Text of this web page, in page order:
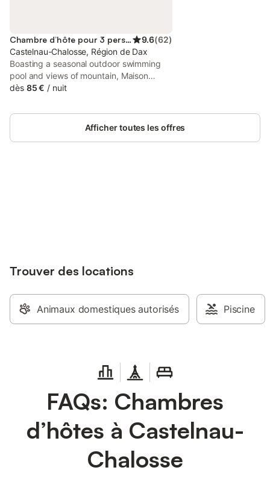
Chambre d’hôte pour 3 personnes 9.6(62)
Castelnau-Chalosse, Région de Dax
Boasting a seasonal outdoor swimming
pool and views of mountain, Maison
Lalanne is a bed and breakfast set in a
21 km from Dax Train Station.
dès 85 € / nuit
Afficher toutes les offres
Trouver des locations
Animaux domestiques autorisés Piscine
FAQs: Chambres
d’hôtes à Castelnau-
Chalosse